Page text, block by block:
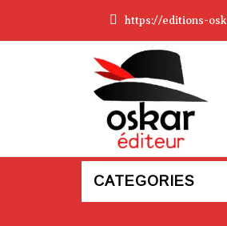
https://editions-
CATEGORIES